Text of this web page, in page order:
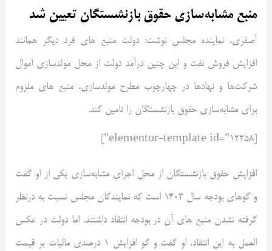
منبع مشابه‌سازی حقوق بازنشستگان تعیین شد
آصفری، نماینده مجلس نوشت: دولت منبع های فرد دیگر همانند
افزایش فروش نفت و این چنین درآمد دولت از محل مولدسازی اموال
شرکت‌ها و نهادها در چهارچوب مطرح مولدسازی، منبع های ملزوم
برای مشابه‌سازی حقوق بازنشستگان را تامین کند.
افزایش حقوق بازنشستگان از محل اجرای مشابه‌سازی یکی از او گفت
و گو‌های بودجه سال ۱۴۰۳ است که نمایندگان مجلس نسبت به درنظر
گرفته نشدن منبع های آن در بودجه انتقاد داشتند. اما دولت در عکس
العمل به این انتقاد، او گفت و گو افزایش ۱ درصدی مالیات بر قیمت